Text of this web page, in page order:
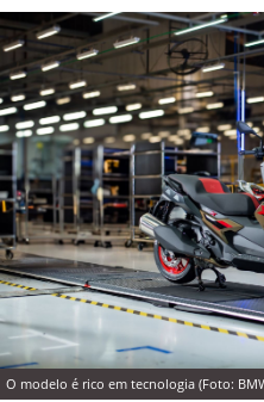
O modelo é rico em tecnologia (Foto: